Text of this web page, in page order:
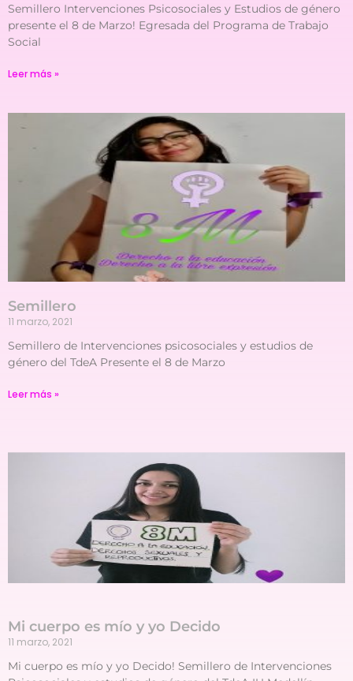
Semillero Intervenciones Psicosociales y Estudios de género
presente el 8 de Marzo! Egresada del Programa de Trabajo
Social
Leer más »
Semillero
11 marzo, 2021
Semillero de Intervenciones psicosociales y estudios de
género del TdeA Presente el 8 de Marzo
Leer más »
Mi cuerpo es mío y yo Decido
11 marzo, 2021
Mi cuerpo es mío y yo Decido! Semillero de Intervenciones